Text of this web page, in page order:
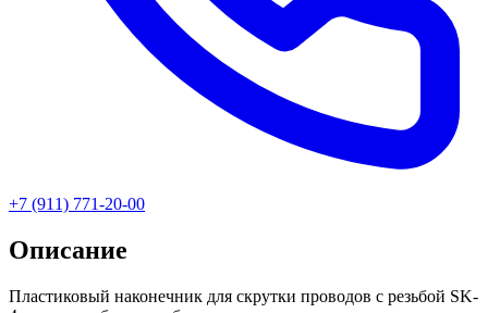
+7 (911) 771-20-00
Описание
Пластиковый наконечник для скрутки проводов с резьбой SK-